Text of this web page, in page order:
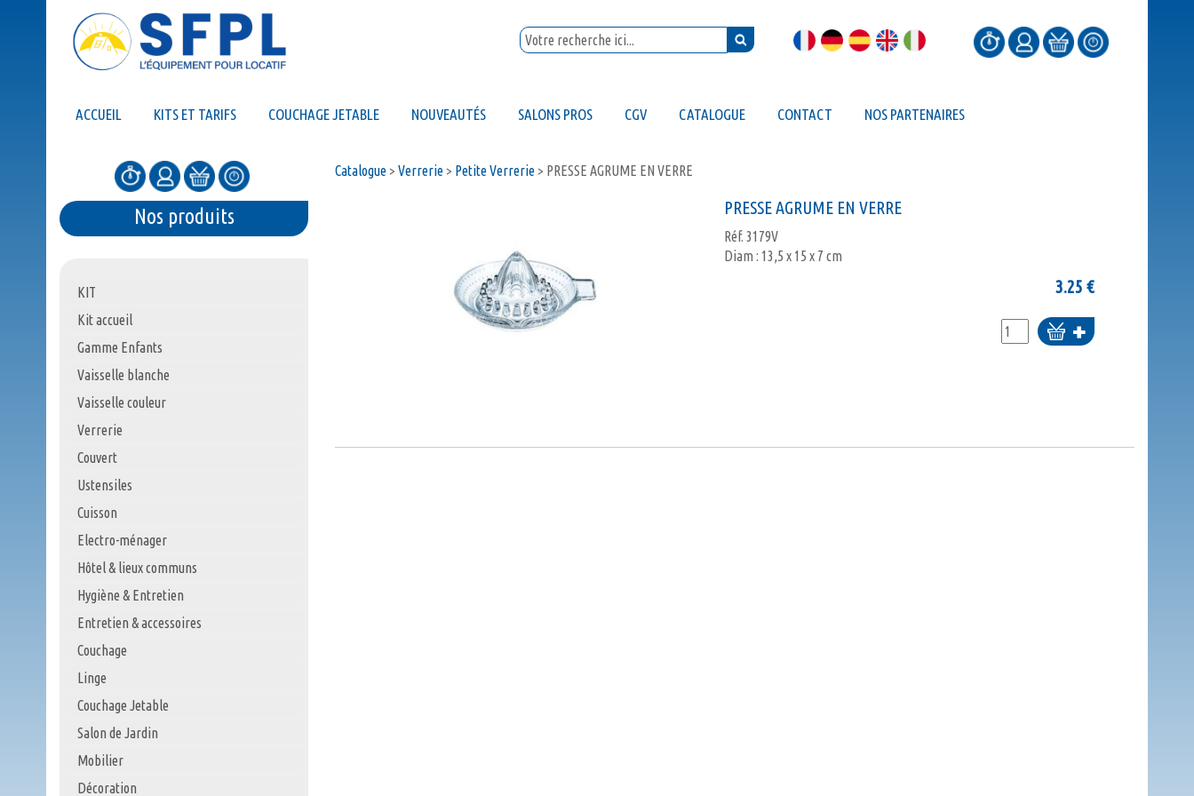
ACCUEIL KITS ET TARIFS COUCHAGE JETABLE NOUVEAUTÉS SALONS PROS CGV CATALOGUE CONTACT NOS PARTENAIRES
Nos produits
KIT
Kit accueil
Gamme Enfants
Vaisselle blanche
Vaisselle couleur
Verrerie
Couvert
Ustensiles
Cuisson
Electro-ménager
Hôtel & lieux communs
Hygiène & Entretien
Entretien & accessoires
Couchage
Linge
Couchage Jetable
Salon de Jardin
Mobilier
Décoration
Catalogue> Verrerie> Petite Verrerie> PRESSE AGRUME EN VERRE
PRESSE AGRUME EN VERRE
Réf. 3179V
Diam : 13,5 x 15 x 7 cm
3.25 €
Ajouter
au